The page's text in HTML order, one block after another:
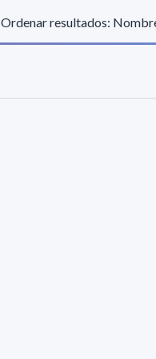
Ordenar resultados: